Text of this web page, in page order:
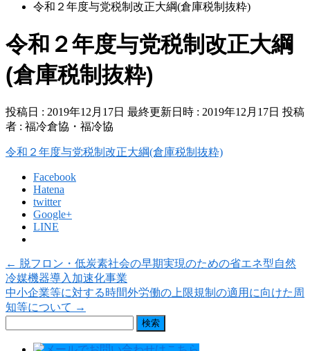
令和２年度与党税制改正大綱(倉庫税制抜粋)
令和２年度与党税制改正大綱
(倉庫税制抜粋)
投稿日 : 2019年12月17日 最終更新日時 : 2019年12月17日 投稿
者 : 福冷倉協・福冷協
令和２年度与党税制改正大綱(倉庫税制抜粋)
Facebook
Hatena
twitter
Google+
LINE
← 脱フロン・低炭素社会の早期実現のための省エネ型自然
冷媒機器導入加速化事業
中小企業等に対する時間外労働の上限規制の適用に向けた周
知等について →